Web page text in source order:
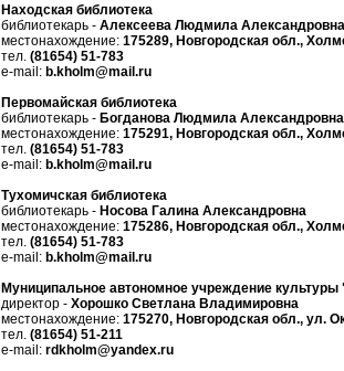
Находская библиотека
библиотекарь - Алексеева Людмила Александровна
местонахождение: 175289, Новгородская обл.,
тел. (81654) 51-783
e-mail: b.kholm@mail.ru
Первомайская библиотека
библиотекарь - Богданова Людмила Александровна
местонахождение: 175291, Новгородская обл.,
тел. (81654) 51-783
e-mail: b.kholm@mail.ru
Тухомичская библиотека
библиотекарь - Носова Галина Александровна
местонахождение: 175286, Новгородская обл.,
тел. (81654) 51-783
e-mail: b.kholm@mail.ru
Муниципальное автономное учреждение
директор - Хорошко Светлана Владимировна
местонахождение: 175270, Новгородская обл., ул.
тел. (81654) 51-211
e-mail: rdkholm@yandex.ru